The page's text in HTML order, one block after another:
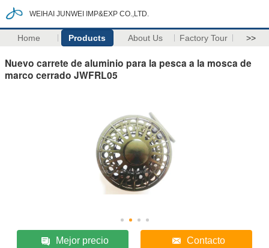
WEIHAI JUNWEI IMP&EXP CO.,LTD.
Home Products About Us Factory Tour >>
Nuevo carrete de aluminio para la pesca a la mosca de
marco cerrado JWFRL05
Mejor precio Contacto